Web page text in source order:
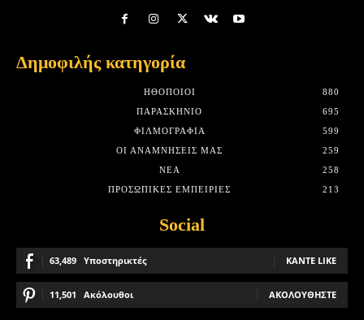
Δημοφιλής κατηγορία
HΘΟΠΟΙΟΊ
880
ΠΑΡΑΣΚΉΝΙΟ
695
ΦΙΛΜΟΓΡΑΦΊΑ
599
ΟΙ ΑΝΑΜΝΉΣΕΙΣ ΜΑΣ
259
ΝΈΑ
258
ΠΡΟΣΩΠΙΚΈΣ ΕΜΠΕΙΡΊΕΣ
213
Social
63,489 Υποστηρικτές ΚΆΝΤΕ LIKE
11,501 Ακόλουθοι ΑΚΟΛΟΥΘΉΣΤΕ